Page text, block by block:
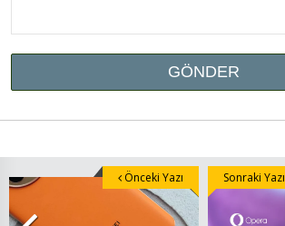
Önceki Yazı Sonraki Yazı